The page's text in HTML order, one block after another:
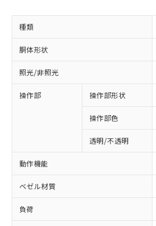
種類
胴体形状
照光/非照光
操作部 操作部形状
操作部色
透明/不透明
動作機能
ベゼル材質
負荷